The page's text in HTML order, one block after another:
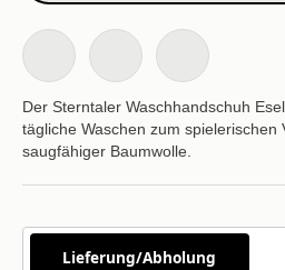
Der Sterntaler Waschhandschuh
tägliche Waschen zum spielerischen
saugfähiger Baumwolle.
Lieferung/Abholung